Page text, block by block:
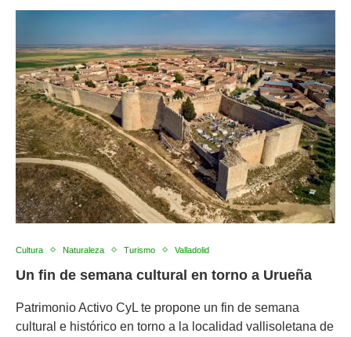
Cultura Naturaleza Turismo Valladolid
Un fin de semana cultural en torno a Urueña
Patrimonio Activo CyL te propone un fin de semana
cultural e histórico en torno a la localidad vallisoletana de